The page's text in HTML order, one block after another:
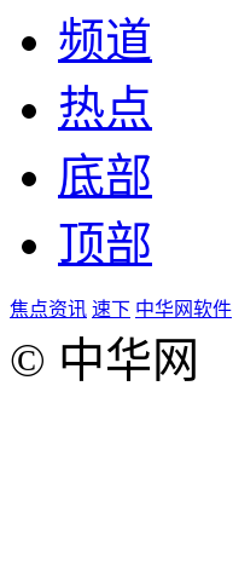
频道
热点
底部
顶部
焦点资讯 速下 中华网软件
© 中华网